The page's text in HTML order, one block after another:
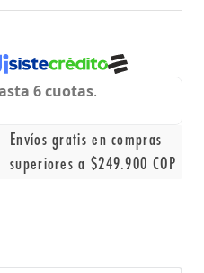
Envíos gratis en compras
superiores a $249.900 COP